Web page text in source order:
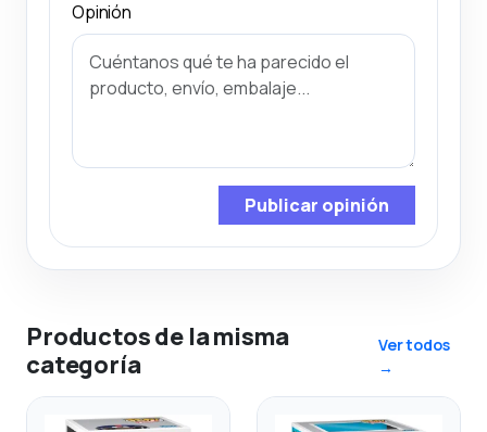
Opinión
Publicar opinión
Productos de la misma
categoría
Ver todos
→